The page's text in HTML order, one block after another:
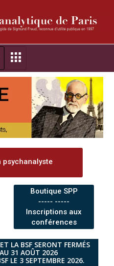
psychanalyste
Boutique SPP
----- -----
Inscriptions aux
conférences
LA BSF SERONT FERMÉS
31 AOÛT 2026
LE 3 SEPTEMBRE 2026.